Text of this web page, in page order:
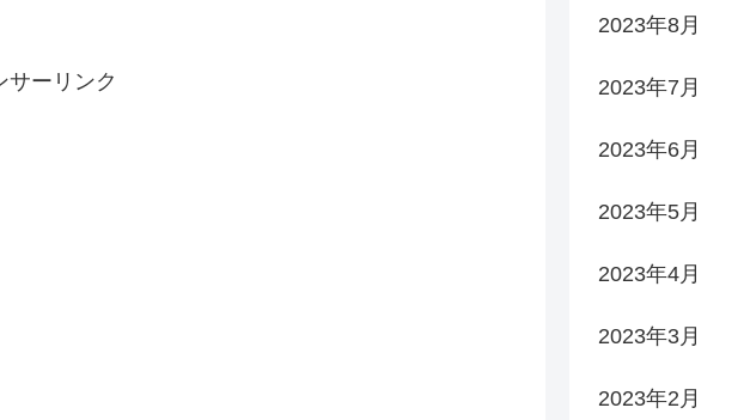
サーリンク
2023年8月
2023年7月
2023年6月
2023年5月
2023年4月
2023年3月
2023年2月